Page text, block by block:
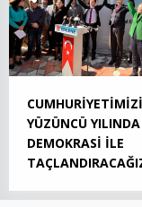
CUMHURİYETİMİZİ
YÜZÜNCÜ YILINDA
DEMOKRASİ İLE